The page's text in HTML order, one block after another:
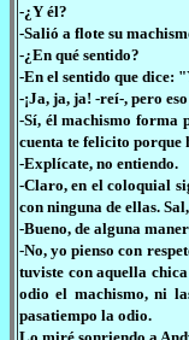
-¿Y él?
-Salió a flote su
-¿En qué sentido?
-En el sentido que dice:
-¡Ja, ja, ja! -reí-, pero
-Sí, él machismo forma
cuenta te felicito porque
-Explícate, no entiendo.
-Claro, en el coloquial
con ninguna de ellas.
-Bueno, de alguna
-No, yo pienso con
tuviste con aquella
odio el machismo, ni
pasatiempo la odio.